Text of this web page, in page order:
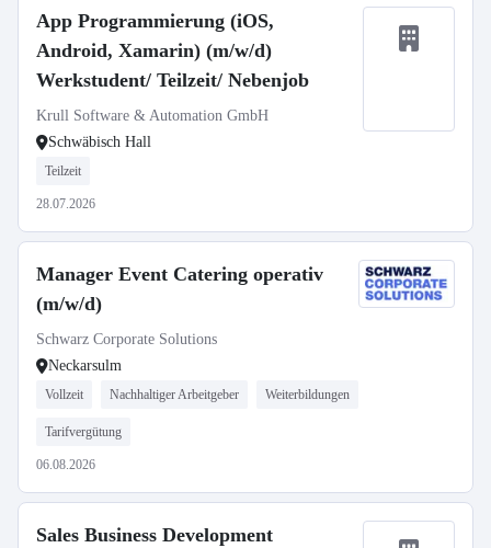
App Programmierung (iOS,
Android, Xamarin) (m/w/d)
Werkstudent/ Teilzeit/ Nebenjob
Krull Software & Automation GmbH
Schwäbisch Hall
Teilzeit
28.07.2026
Manager Event Catering operativ
(m/w/d)
Schwarz Corporate Solutions
Neckarsulm
Vollzeit Nachhaltiger Arbeitgeber Weiterbildungen
Tarifvergütung
06.08.2026
Sales Business Development